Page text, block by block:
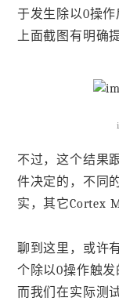
于发生除以0操
上面截图有明确
不过，这个结果
件决定的，不同
实，其它Cortex
聊到这里，或许
个除以0操作触发
而我们在实际测